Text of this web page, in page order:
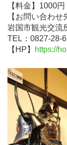
【料金】1000円
【お問い合わせ
岩国市観光交流
TEL：0827-28-
【HP】
https://